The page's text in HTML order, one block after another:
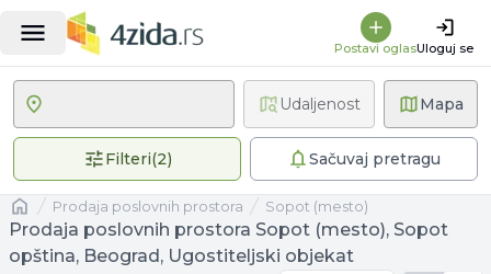
Postavi oglasUloguj se
Mapa
Filteri(2)2 primenjena filteraSačuvaj pretragu
Udaljenost
Naslovnaprodaja poslovnih prostora Sopot (mesto)
Prodaja poslovnih prostora Sopot (mesto), Sopot
opština, Beograd, Ugostiteljski objekat